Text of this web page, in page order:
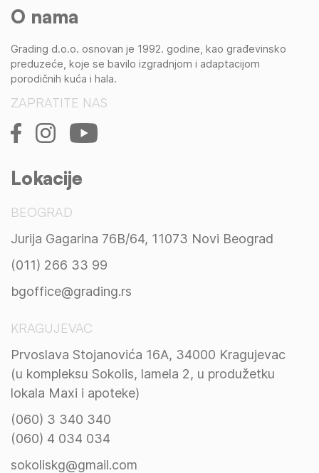
O nama
Grading d.o.o. osnovan je 1992. godine, kao građevinsko
preduzeće, koje se bavilo izgradnjom i adaptacijom
porodičnih kuća i hala.
ZAPRATITE NAS
Lokacije
BEOGRAD
Jurija Gagarina 76B/64, 11073 Novi Beograd
(011) 266 33 99
bgoffice@grading.rs
KRAGUJEVAC
Prvoslava Stojanovića 16A, 34000 Kragujevac
(u kompleksu Sokolis, lamela 2, u produžetku
lokala Maxi i apoteke)
(060) 3 340 340
(060) 4 034 034
sokoliskg@gmail.com